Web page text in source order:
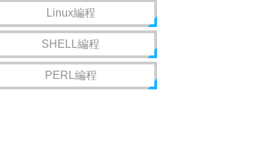
Linux編程
SHELL編程
PERL編程